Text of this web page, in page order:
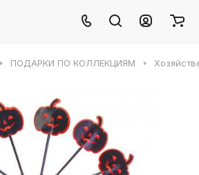
ПОДАРКИ ПО КОЛЛЕКЦИЯМ